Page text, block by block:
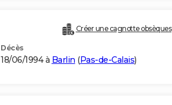
Créer une cagnotte obsèques
Décès
18/06/1994 à Barlin (Pas-de-Calais)